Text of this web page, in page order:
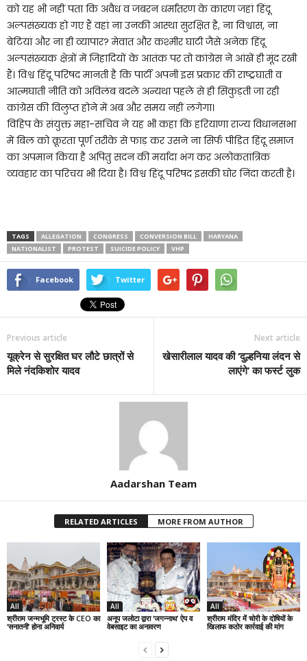
को यह भी नहीं पता कि अवैध व जबरन धर्मांतरण के कारण जहां हिंदू
अल्पसंख्यक हो गए हैं वहां ना उनकी आस्था सुरक्षित है, ना विश्वास, ना
बेटियां और ना ही व्यापार? मेवात और कश्मीर घाटी जैसे अनेक हिंदू
अल्पसंख्यक क्षेत्रों में जिहादियों के आतंक पर तो कांग्रेस ने आंखें ही मूंद रखी
हैं। विश्व हिंदू परिषद मानती है कि पार्टी अपनी इस प्रकार की राष्ट्रघाती व
आत्मघाती नीति को अविलंब बदले अन्यथा पहले से ही सिकुड़ती जा रही
कांग्रेस की विलुप्त होने में अब और समय नहीं लगेगा।
विहिप के संयुक्त महा-सचिव ने यह भी कहा कि हरियाणा राज्य विधानसभा
में बिल को क्रूरता पूर्ण तरीके से फाड़ कर उसने ना सिर्फ पीड़ित हिंदू समाज
का अपमान किया है अपितु सदन की मर्यादा भंग कर अलोकतांत्रिक
व्यवहार का परिचय भी दिया है। विश्व हिंदू परिषद इसकी घोर निंदा करती है।
TAGS ALLEGATION CONGRESS CONVERSION BILL
HARYANA
NATIONALIST
PROTEST SUICIDE POLICY VHP
Facebook Twitter
Previous article
यूक्रेन से सुरक्षित घर लौटे छात्रों से
मिले नंदकिशोर यादव
Next article
खेसारीलाल यादव की ‘दुल्हनिया लंदन से
लाएंगे’ का फर्स्ट लुक
Aadarshan Team
RELATED ARTICLES MORE FROM AUTHOR
All
श्रीराम जन्मभूमि ट्रस्ट के CEO का
‘सनातनी’ होना अनिवार्य
All
अनूप जलोटा द्वारा ‘जगन्नाथ’ ऐप व
वेबसाइट का अनावरण
All
श्रीराम मंदिर में चोरी के दोषियों के
खिलाफ कठोर कार्रवाई की मांग